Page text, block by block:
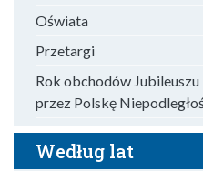
Oświata
Przetargi
Rok obchodów
przez Polskę
Według lat